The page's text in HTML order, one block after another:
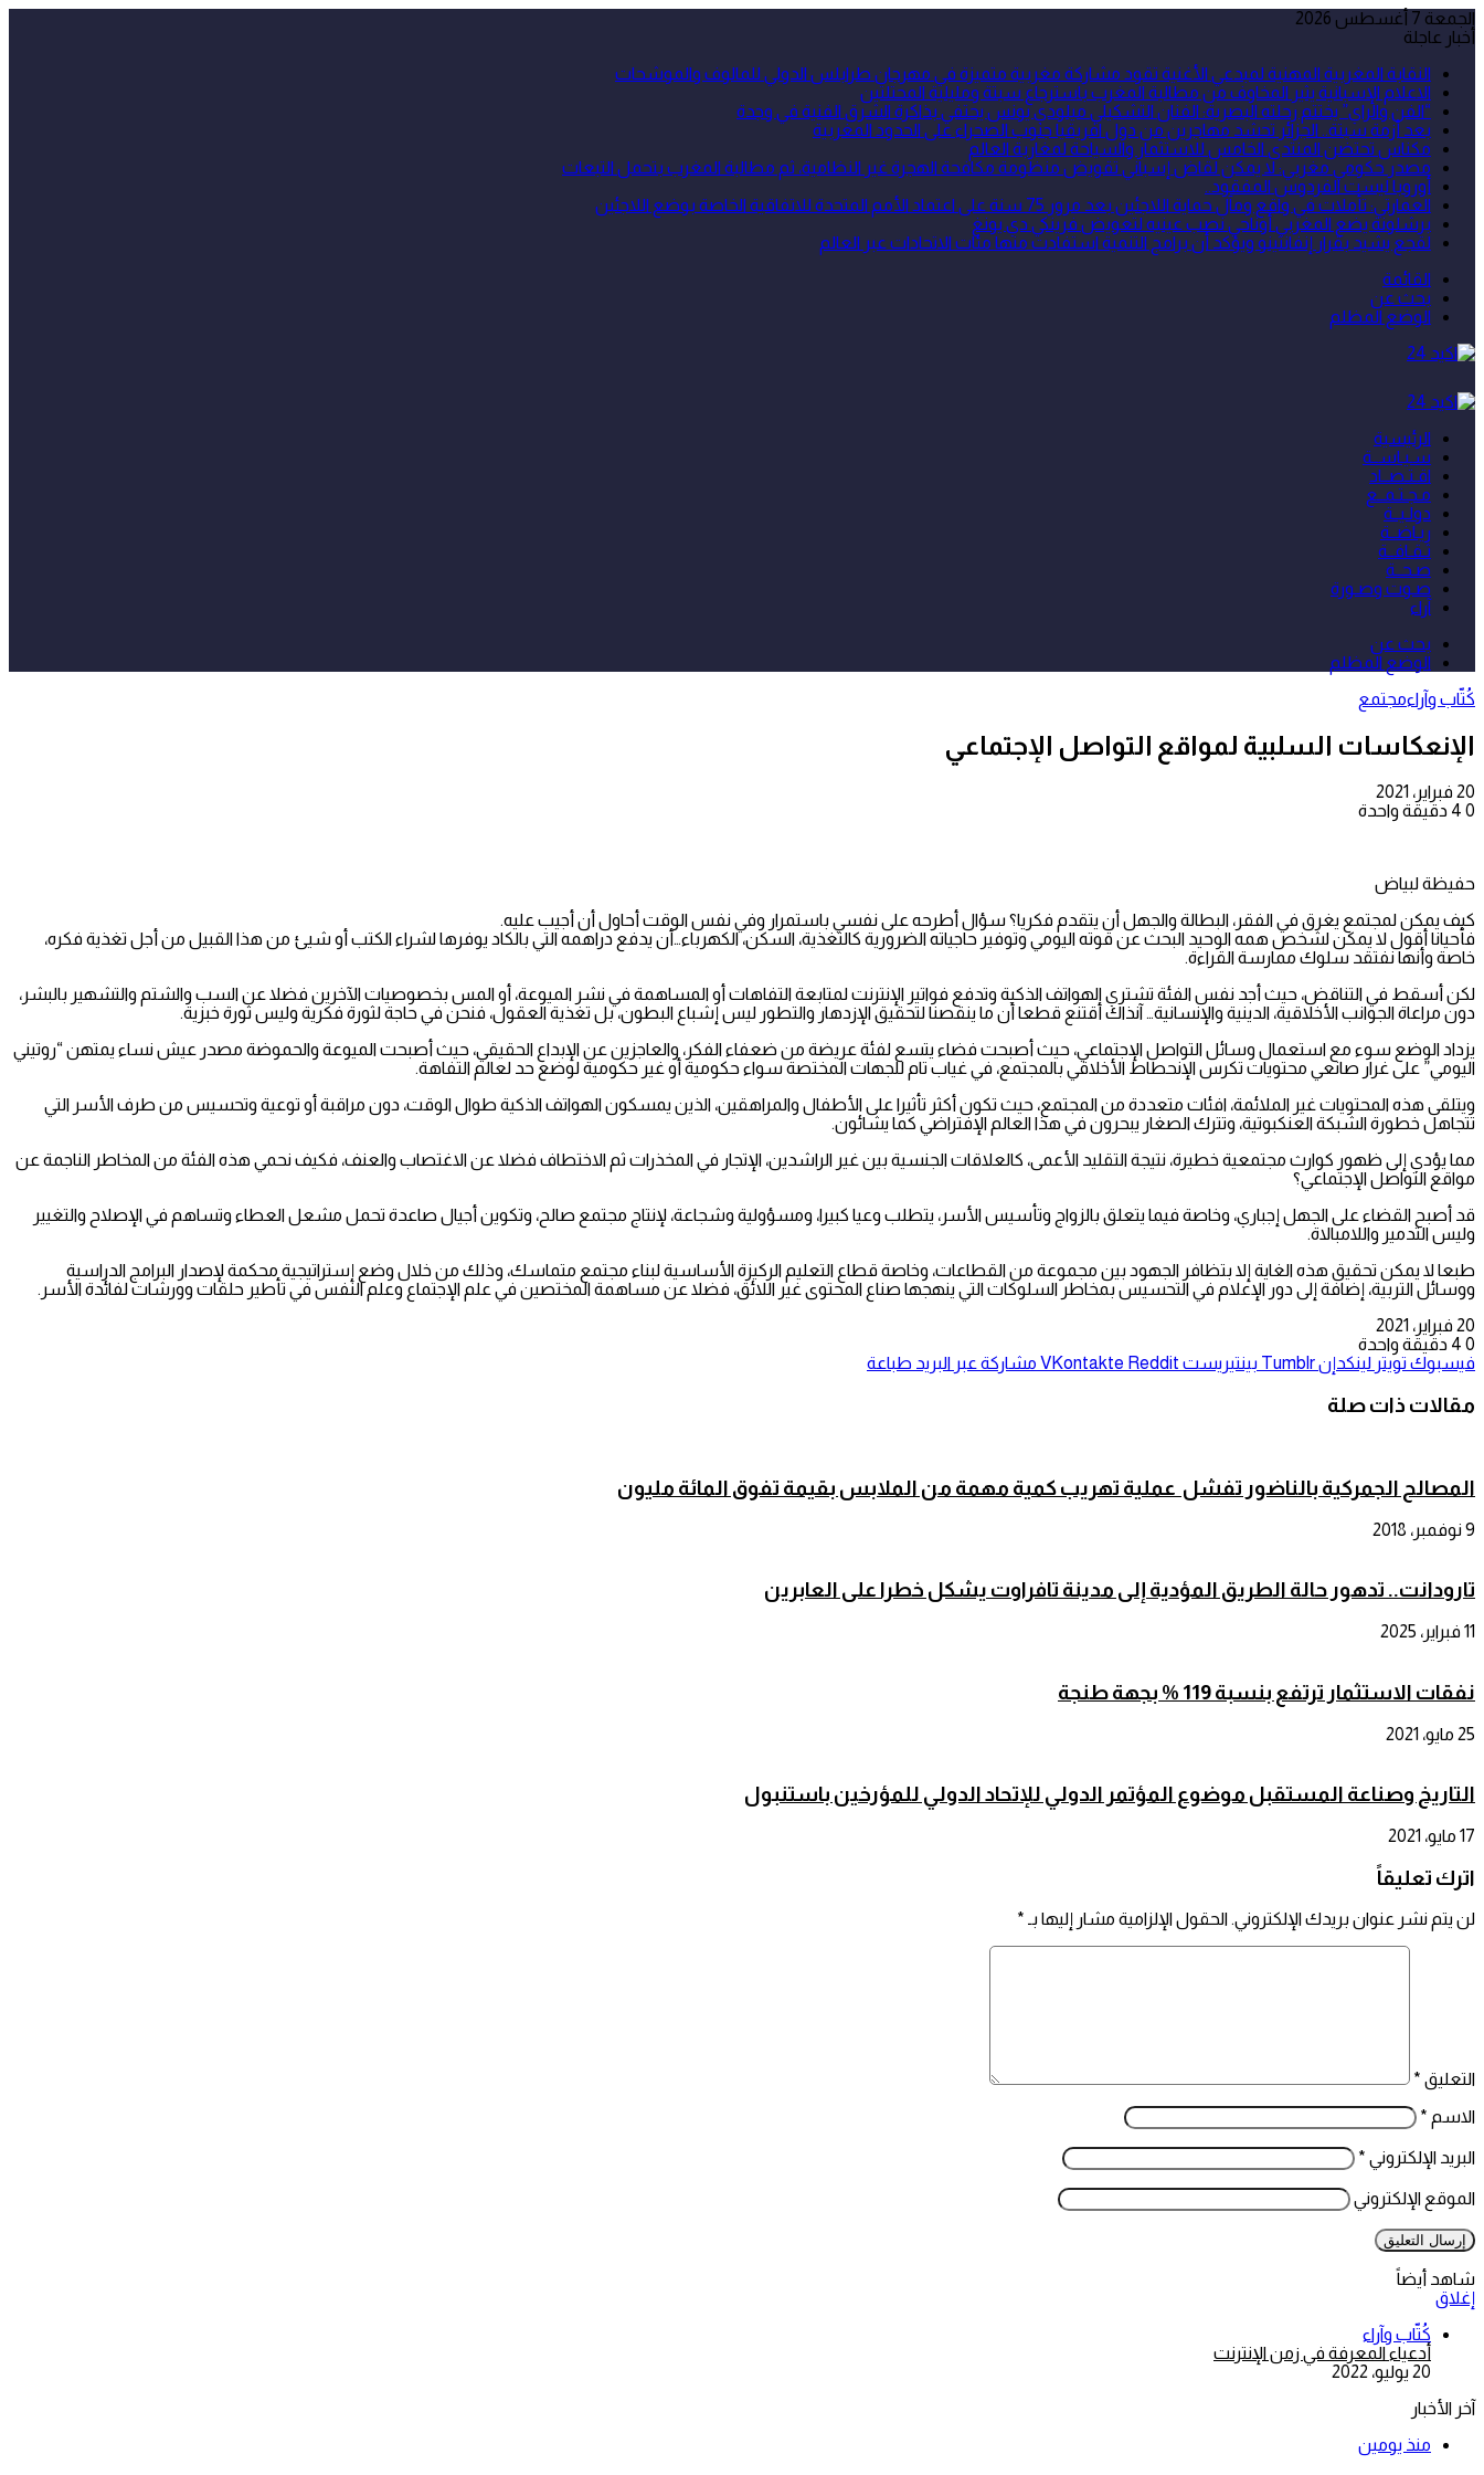
الجمعة 7 أغسطس 2026
أخبار عاجلة
النقابة المغربية المهنية لمبدعي الأغنية تقود مشاركة مغربية متميزة في مهرجان طرابلس الدولي للمالوف والموشحات
الاعلام الإسبانية يثير المخاوف من مطالبة المغرب باسترجاع سبتة ومليلية المحتلتين
“الفن والراي” يختتم رحلته البصرية: الفنان التشكيلي ميلودي يونس يحتفي بذاكرة الشرق الفنية في وجدة
بعد أزمة سبتة.. الجزائر تحشد مهاجرين من دول افريقيا جنوب الصحراء على الحدود المغربية
مكناس تحتضن المنتدى الخامس للاستثمار والسياحة لمغاربة العالم
مصدر حكومي مغربي: لا يمكن لقاض إسباني تقويض منظومة مكافحة الهجرة غير النظامية، ثم مطالبة المغرب بتحمل التبعات
أوروبا ليست الفردوس المفقود..
العمارتي: تأملات في واقع ومآل حماية اللاجئين بعد مرور 75 سنة على اعتماد الأمم المتحدة للاتفاقية الخاصة بوضع اللاجئين
برشلونة يضع المغربي أوناحي نصب عينيه لتعويض فرينكي دي يونغ
لقجع يشيد بقرار إنفانتينو ويؤكد أن برامج التنمية استفادت منها مئات الاتحادات عبر العالم
القائمة
بحث عن
الوضع المظلم
الرئيسية
سـيـاســة
اقـتـصــاد
مـجـتـمــع
دولـيــة
ريـاضــة
ثـقـافــة
صـحــة
صـوت وصـورة
آراء
بحث عن
الوضع المظلم
كُتّاب وآراءمجتمع
الإنعكاسات السلبية لمواقع التواصل الإجتماعي
20 فبراير، 2021
0
دقيقة واحدة
حفيظة لبياض
كيف يمكن لمجتمع يغرق في الفقر، البطالة والجهل أن يتقدم فكريا؟ سؤال أطرحه على نفسي باستمرار وفي نفس الوقت أحاول أن أجيب عليه.
فأحيانا أقول لا يمكن لشخص همه الوحيد البحث عن قوته اليومي وتوفير حاجياته الضرورية كالتغذية، السكن، الكهرباء…أن يدفع دراهمه التي بالكاد يوفرها لشراء الكتب أو شيئ من هذا القبيل من أجل تغذية فكره،
خاصة وأنها نفتقد سلوك ممارسة القراءة.
لكن أسقط في التناقض، حيث أجد نفس الفئة تشتري الهواتف الذكية وتدفع فواتير الإنترنت لمتابعة التفاهات أو المساهمة في نشر الميوعة، أو المس بخصوصيات الآخرين فضلا عن السب والشتم والتشهير بالبشر،
دون مراعاة الجوانب الأخلاقية، الدينية والإنسانية… آنذاك أقتنع قطعا أن ما ينقصنا لتحقيق الإزدهار والتطور ليس إشباع البطون، بل تغذية العقول، فنحن في حاجة لثورة فكرية وليس ثورة خبزية.
يزداد الوضع سوء مع استعمال وسائل التواصل الإجتماعي، حيث أصبحت فضاء يتسع لفئة عريضة من ضعفاء الفكر، والعاجزين عن الإبداع الحقيقي، حيث أصبحت الميوعة والحموضة مصدر عيش نساء يمتهن “روتيني
اليومي” على غرار صانعي محتويات تكرس الإنحطاط الأخلاقي بالمجتمع، في غياب تام للجهات المختصة سواء حكومية أو غير حكومية لوضع حد لعالم التفاهة.
ويتلقى هذه المحتويات غير الملائمة، افئات متعددة من المجتمع، حيث تكون أكثر تأثيرا على الأطفال والمراهقين، الذين يمسكون الهواتف الذكية طوال الوقت، دون مراقبة أو توعية وتحسيس من طرف الأسر التي
تتجاهل خطورة الشبكة العنكبوتية، وتترك الصغار يبحرون في هذا العالم الإفتراضي كما يشائون.
مما يؤدي إلى ظهور كوارث مجتمعية خطيرة، نتيجة التقليد الأعمى، كالعلاقات الجنسية بين غير الراشدين، الإتجار في المخذرات ثم الاختطاف فضلا عن الاغتصاب والعنف، فكيف نحمي هذه الفئة من المخاطر الناجمة عن
مواقع التواصل الإجتماعي؟
قد أصبح القضاء على الجهل إجباري، وخاصة فيما يتعلق بالزواج وتأسيس الأسر، يتطلب وعيا كبيرا، ومسؤولية وشجاعة، لإنتاج مجتمع صالح، وتكوين أجيال صاعدة تحمل مشعل العطاء وتساهم في الإصلاح والتغيير
وليس التدمير واللامبالاة.
طبعا لا يمكن تحقيق هذه الغاية إلا بتظافر الجهود بين مجموعة من القطاعات، وخاصة قطاع التعليم الركيزة الأساسية لبناء مجتمع متماسك، وذلك من خلال وضع إستراتيجية محكمة لإصدار البرامج الدراسية
ووسائل التربية، إضافة إلى دور الإعلام في التحسيس بمخاطر السلوكات التي ينهجها صناع المحتوى غير اللائق، فضلا عن مساهمة المختصين في علم الإجتماع وعلم النفس في تأطير حلقات وورشات لفائدة الأسر.
20 فبراير، 2021
0
دقيقة واحدة
فيسبوك تويتر لينكدإن بينتيريست مشاركة عبر البريد طباعة
مقالات ذات صلة
المصالح الجمركية بالناضور تفشل عملية تهريب كمية مهمة من الملابس بقيمة تفوق المائة مليون
9 نوفمبر، 2018
تارودانت.. تدهور حالة الطريق المؤدية إلى مدينة تافراوت يشكل خطرا على العابرين
11 فبراير، 2025
نفقات الاستثمار ترتفع بنسبة 119 % بجهة طنجة
25 مايو، 2021
التاريخ وصناعة المستقبل موضوع المؤتمر الدولي للإتحاد الدولي للمؤرخين باستنبول
17 مايو، 2021
اترك تعليقاً
لن يتم نشر عنوان بريدك الإلكتروني.الحقول الإلزامية مشار إليها بـ *
التعليق *
الاسم *
البريد الإلكتروني *
الموقع الإلكتروني
شاهد أيضاً
إغلاق
كُتّاب وآراء
أدعياء المعرفة في زمن الإنترنت
20 يوليو، 2022
آخر الأخبار
منذ يومين